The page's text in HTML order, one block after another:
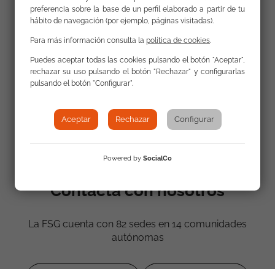
Contacta con nosotros
La FSG cuenta con 82 sedes en 14 comunidades
autónomas
preferencia sobre la base de un perfil elaborado a partir de tu
hábito de navegación (por ejemplo, páginas visitadas).
Para más información consulta la política de cookies
Puedes aceptar todas las cookies pulsando el botón "Aceptar",
rechazar su uso pulsando el botón "Rechazar" y configurarlas
pulsando el botón "Configurar".
Aceptar Rechazar Configurar
Powered by SocialCo